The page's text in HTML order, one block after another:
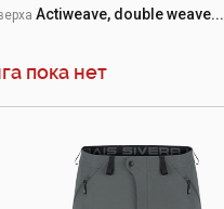
Actiweave, double weave...
пока нет